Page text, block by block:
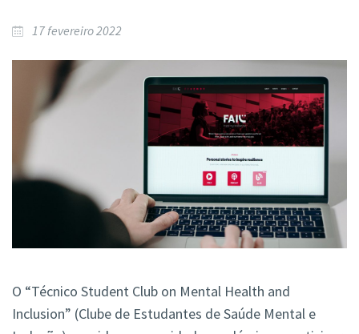
17 fevereiro 2022
O “Técnico Student Club on Mental Health and
Inclusion” (Clube de Estudantes de Saúde Mental e